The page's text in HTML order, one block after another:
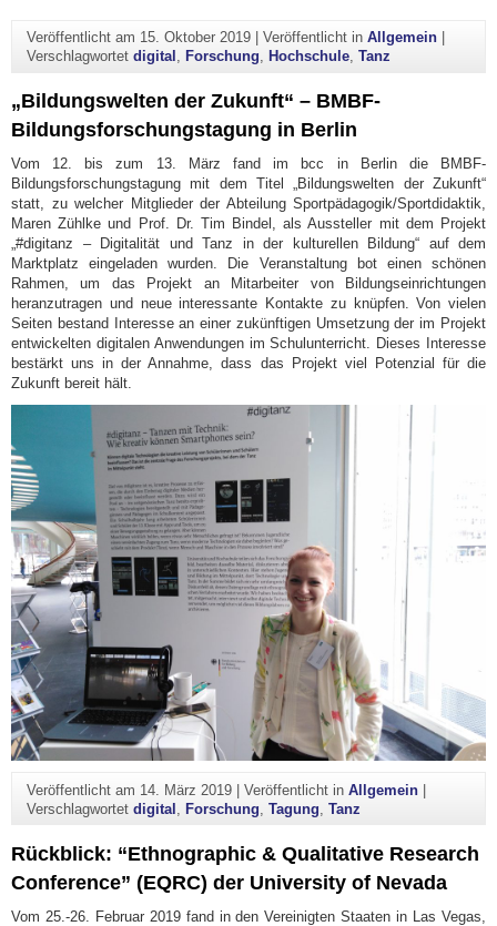
Veröffentlicht am 15. Oktober 2019| Veröffentlicht in Allgemein|
Verschlagwortet digital , Forschung, Hochschule, Tanz
„Bildungswelten der Zukunft“ – BMBF-
Bildungsforschungstagung in Berlin
Vom 12. bis zum 13. März fand im bcc in Berlin die BMBF-
Bildungsforschungstagung mit dem Titel „Bildungswelten der Zukunft“
statt, zu welcher Mitglieder der Abteilung Sportpädagogik/Sportdidaktik,
Maren Zühlke und Prof. Dr. Tim Bindel, als Aussteller mit dem Projekt
„#digitanz – Digitalität und Tanz in der kulturellen Bildung“ auf dem
Marktplatz eingeladen wurden. Die Veranstaltung bot einen schönen
Rahmen, um das Projekt an Mitarbeiter von Bildungseinrichtungen
heranzutragen und neue interessante Kontakte zu knüpfen. Von vielen
Seiten bestand Interesse an einer zukünftigen Umsetzung der im Projekt
entwickelten digitalen Anwendungen im Schulunterricht. Dieses Interesse
bestärkt uns in der Annahme, dass das Projekt viel Potenzial für die
Zukunft bereit hält.
Veröffentlicht am 14. März 2019| Veröffentlicht in Allgemein|
Verschlagwortet digital Forschung Tagung Tanz
Rückblick: “Ethnographic & Qualitative Research
Conference” (EQRC) der University of Nevada
Vom 25.-26. Februar 2019 fand in den Vereinigten Staaten in Las Vegas,